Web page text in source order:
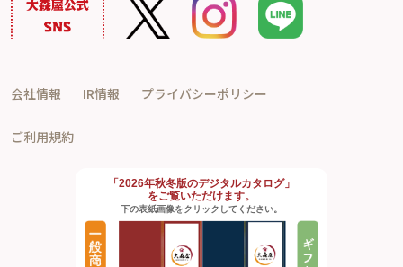
会社情報 IR情報 プライバシーポリシー
ご利用規約
「2026年秋冬版のデジタルカタログ」
をご覧いただけます。
下の表紙画像をクリックしてください。